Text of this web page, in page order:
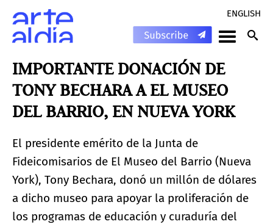
ENGLISH
IMPORTANTE DONACIÓN DE
TONY BECHARA A EL MUSEO
DEL BARRIO, EN NUEVA YORK
El presidente emérito de la Junta de
Fideicomisarios de El Museo del Barrio (Nueva
York), Tony Bechara, donó un millón de dólares
a dicho museo para apoyar la proliferación de
los programas de educación y curaduría del